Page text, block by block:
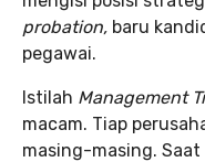
probation, baru
pegawai.
Istilah Management
macam. Tiap
masing-masing. Saat